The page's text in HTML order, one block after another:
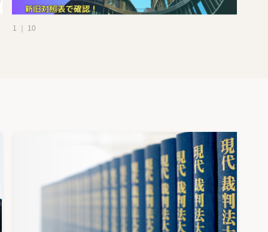
1 ｜ 10